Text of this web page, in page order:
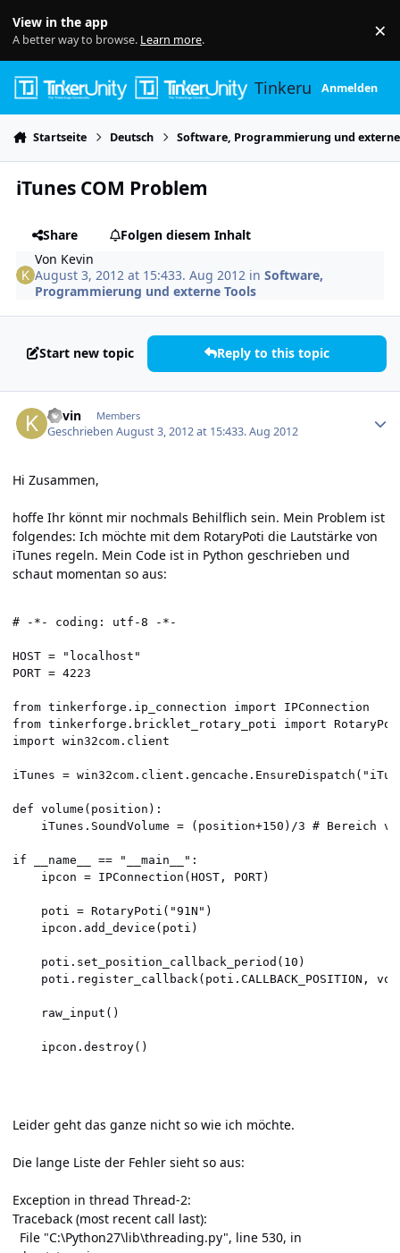
View in the app
A better way to browse. Learn more. ×
TinkerunityAnmelden
Startseite Deutsch Software, Programmierung und
iTunes COM Problem
Share
Folgen diesem Inhalt
Von Kevin
August 3, 2012 at 15:433. Aug 2012 inSoftware,
Programmierung und externe Tools
Start new topic Reply to this topic
Kevin Members
GeschriebenAugust 3, 2012 at 15:433. Aug 2012
Hi Zusammen,
hoffe Ihr könnt mir nochmals Behilflich sein. Mein Problem ist
folgendes: Ich möchte mit dem RotaryPoti die Lautstärke von
iTunes regeln. Mein Code ist in Python geschrieben und
schaut momentan so aus:
# -*- coding: utf-8 -*-
HOST = "localhost"
PORT = 4223
from tinkerforge.ip_connection import IPConnection
from tinkerforge.bricklet_rotary_poti import
import win32com.client
iTunes =
def volume(position):
iTunes.SoundVolume = (position+150)/3 # Bereich
if __name__ == "__main__":
ipcon = IPConnection(HOST, PORT)
poti = RotaryPoti("91N")
ipcon.add_device(poti)
poti.set_position_callback_period(10)
poti.register_callback(poti.CALLBACK_POSITION,
raw_input()
ipcon.destroy()
Leider geht das ganze nicht so wie ich möchte.
Die lange Liste der Fehler sieht so aus:
Exception in thread Thread-2:
Traceback (most recent call last):
File "C:\Python27\lib\threading.py", line 530, in